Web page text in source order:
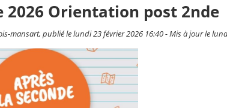
2026 Orientation post 2nde
mansart, publié le lundi 23 février 2026 16:40 - Mis à jour le